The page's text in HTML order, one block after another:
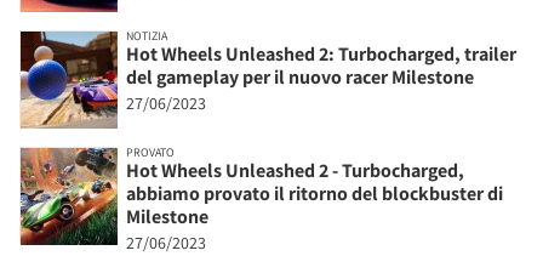
NOTIZIA
Hot Wheels Unleashed 2: Turbocharged, trailer
del gameplay per il nuovo racer Milestone
27/06/2023
PROVATO
Hot Wheels Unleashed 2 - Turbocharged,
abbiamo provato il ritorno del blockbuster di
Milestone
27/06/2023